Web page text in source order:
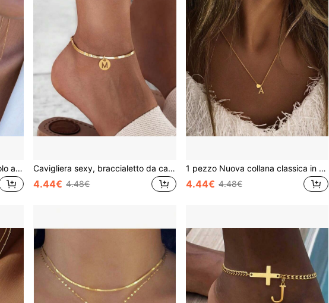
2 pezzi/Set Collana con ciondolo a forma di cuore con lettere a bolle classiche per donne e uomini, set di collane a strati in acciaio inossidabile dorato, gioielli Cavigliera sexy, braccialetto da caviglia con lettera iniziale, gioiello per il piede, catena per la gamba di colore oro, cavigliera regolabile in lunghezza per donne e ragazze
4.44€ 4.48€
1 pezzo Nuova collana classica in acciaio inossidabile con iniziale a forma di cuore per donna, collana con catena per donna, regalo di San Valentino
4.44€ 4.48€